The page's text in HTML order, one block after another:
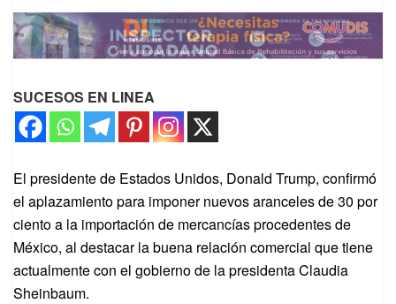
SUCESOS EN LINEA
El presidente de Estados Unidos, Donald Trump, confirmó
el aplazamiento para imponer nuevos aranceles de 30 por
ciento a la importación de mercancías procedentes de
México, al destacar la buena relación comercial que tiene
actualmente con el gobierno de la presidenta Claudia
Sheinbaum.